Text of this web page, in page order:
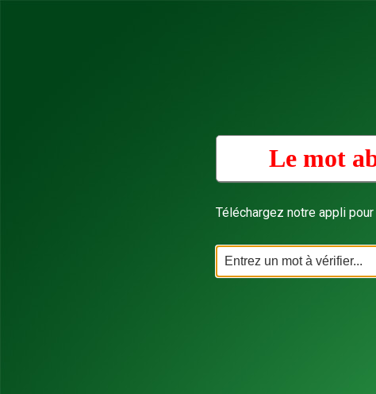
Le mot
Téléchargez notre appli